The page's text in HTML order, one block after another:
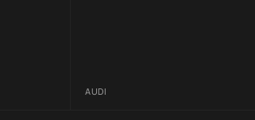
AUDI